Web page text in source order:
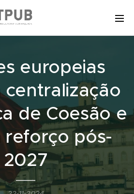
europeias
de Coesão e
reforço pós-
2027